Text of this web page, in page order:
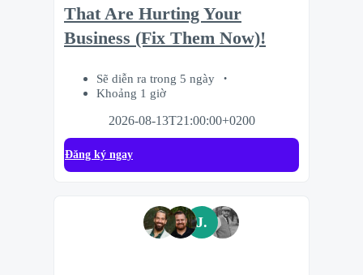
That Are Hurting Your
Business (Fix Them Now)!
Sẽ diễn ra trong 5 ngày
Khoảng 1 giờ
2026-08-13T21:00:00+0200
Đăng ký ngay
J.